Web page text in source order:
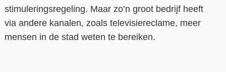
stimuleringsregeling. Maar zo’n groot bedrijf heeft
via andere kanalen, zoals televisiereclame, meer
mensen in de stad weten te bereiken.